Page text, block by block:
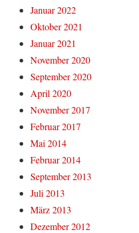
Januar 2022
Oktober 2021
Januar 2021
November 2020
September 2020
April 2020
November 2017
Februar 2017
Mai 2014
Februar 2014
September 2013
Juli 2013
März 2013
Dezember 2012